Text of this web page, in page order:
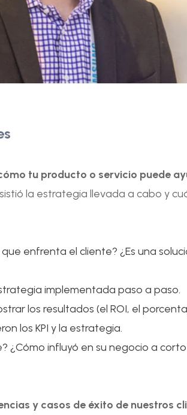
tu producto o servicio puede
la estrategia llevada a cabo y
enfrenta el cliente? ¿Es una
implementada paso a paso.
los resultados (el ROI, el
los KPI y la estrategia.
¿Cómo influyó en su negocio a
y casos de éxito de nuestros